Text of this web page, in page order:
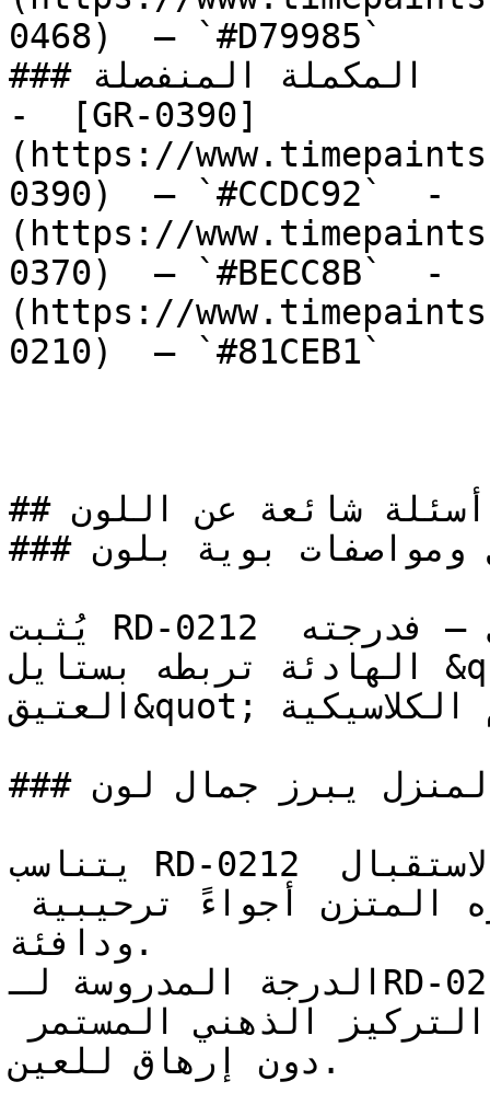
0468)  — `#D79985`
### المكملة المنفصلة
-  [GR-0390]
(https://
0390)  — `#CCDC92`  -
(https://
0370)  — `#BECC8B`  -
(https://
0210)  — `#81CEB1`
## أسئلة شائعة عن اللون
### ما هي تفاصيل ومواصفات بوية بلون RD-0212؟
يُثبت RD-0212 المدى الاحترافي للون الوردي — فدرجته
الهادئة تربطه بستايل &quot;الوردي المغبر/
العتيق&quot; المشهور في التصاميم الكلاسيكية.
### في أي زوايا المنزل يبرز جمال لون RD-0212؟
يتناسب RD-0212 مع غرف المعيشة وصالات الاستقبال
ودافئة.
الدرجة المدروسة لـRD-0212 تعمل بكفاءة في المكاتب
دون إرهاق للعين.